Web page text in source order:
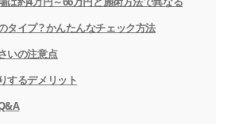
タイプ？かんたんなチェック方法
いの注意点
するデメリット